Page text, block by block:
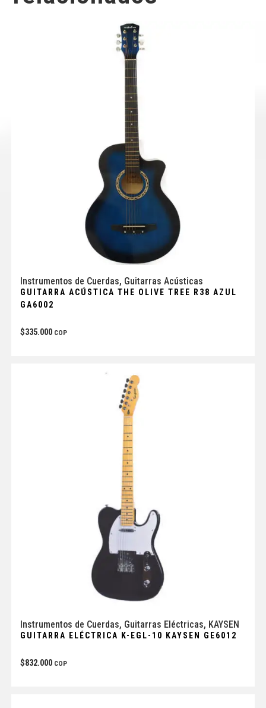
Instrumentos de Cuerdas, Guitarras Acústicas
GUITARRA ACÚSTICA THE OLIVE TREE R38 AZUL
GA6002
$335.000 COP
Instrumentos de Cuerdas, Guitarras Eléctricas, KAYSEN
GUITARRA ELÉCTRICA K-EGL-10 KAYSEN GE6012
$832.000 COP